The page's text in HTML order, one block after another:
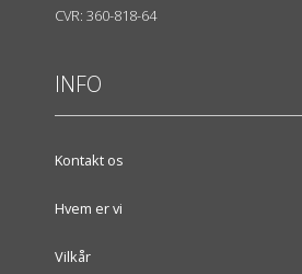
CVR: 360-818-64
INFO
Kontakt os
Hvem er vi
Vilkår